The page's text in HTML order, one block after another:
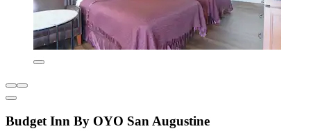
Budget Inn By OYO San Augustine